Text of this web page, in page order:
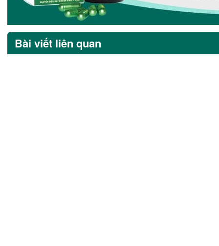
Bài viết liên quan